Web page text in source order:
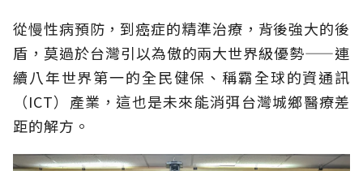
從慢性病預防，到癌症的精準治療，背後強大的後
盾，莫過於台灣引以為傲的兩大世界級優勢——連
續八年世界第一的全民健保、稱霸全球的資通訊
（ICT）產業，這也是未來能消弭台灣城鄉醫療差
距的解方。